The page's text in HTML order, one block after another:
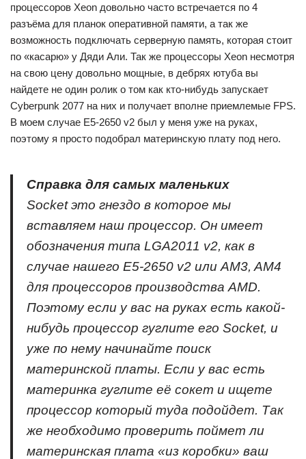
процессоров Xeon довольно часто встречается по 4
разъёма для планок оперативной памяти, а так же
возможность подключать серверную память, которая стоит
по «касарю» у Дяди Али. Так же процессоры Xeon несмотря
на свою цену довольно мощные, в дебрях ютуба вы
найдете не один ролик о том как кто-нибудь запускает
Cyberpunk 2077 на них и получает вполне приемлемые FPS.
В моем случае E5-2650 v2 был у меня уже на руках,
поэтому я просто подобрал материнскую плату под него.
Справка для самых маленьких
Socket это гнездо в которое мы
вставляем наш процессор. Он имеет
обозначения типа LGA2011 v2, как в
случае нашего E5-2650 v2 или AM3, AM4
для процессоров производства AMD.
Поэтому если у вас на руках есть какой-
нибудь процессор гуглите его Socket, и
уже по нему начинайте поиск
материнской платы. Если у вас есть
материнка гуглите её сокет и ищете
процессор который туда подойдет. Так
же необходимо проверить поймет ли
материнская плата «из коробки» ваш